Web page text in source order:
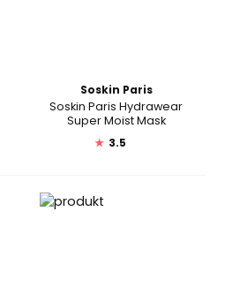
Soskin Paris
Soskin Paris Hydrawear
Super Moist Mask
★ 3.5